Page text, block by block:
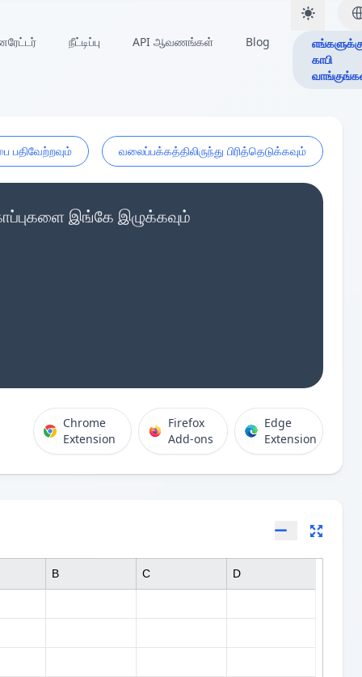
நீட்டிப்பு API ஆவணங்கள் Blog
காபி
பதிவேற்றவும் வலைப்பக்கத்திலிருந்து பிரித்தெடுக்கவும்
இங்கே இழுக்கவும்
Chrome
Extension
Firefox
Add-ons
Edge
Extension
B C D